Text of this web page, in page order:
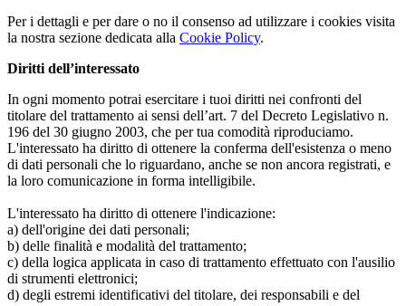
Per i dettagli e per dare o no il consenso ad utilizzare i cookies visita
la nostra sezione dedicata alla Cookie Policy.
Diritti dell’interessato
In ogni momento potrai esercitare i tuoi diritti nei confronti del
titolare del trattamento ai sensi dell’art. 7 del Decreto Legislativo n.
196 del 30 giugno 2003, che per tua comodità riproduciamo.
L'interessato ha diritto di ottenere la conferma dell'esistenza o meno
di dati personali che lo riguardano, anche se non ancora registrati, e
la loro comunicazione in forma intelligibile.
L'interessato ha diritto di ottenere l'indicazione:
a) dell'origine dei dati personali;
b) delle finalità e modalità del trattamento;
c) della logica applicata in caso di trattamento effettuato con l'ausilio
di strumenti elettronici;
d) degli estremi identificativi del titolare, dei responsabili e del